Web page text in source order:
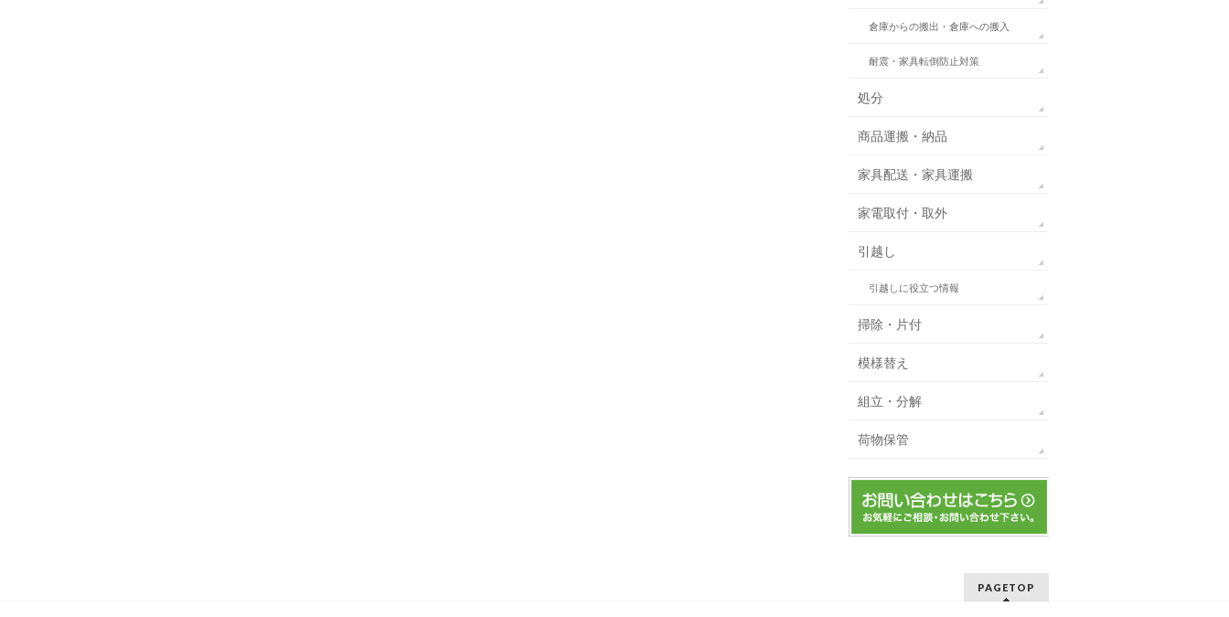
倉庫からの搬出・倉庫への搬入
耐震・家具転倒防止対策
処分
商品運搬・納品
家具配送・家具運搬
家電取付・取外
引越し
引越しに役立つ情報
掃除・片付
模様替え
組立・分解
荷物保管
PAGETOP